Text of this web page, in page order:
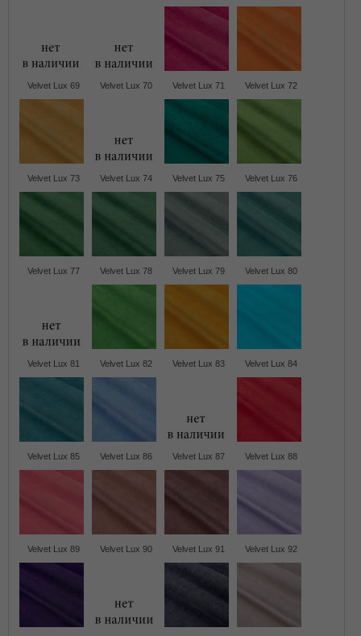
Velvet Lux 69 Velvet Lux 70 Velvet Lux 71 Velvet Lux 72
Velvet Lux 73 Velvet Lux 74 Velvet Lux 75 Velvet Lux 76
Velvet Lux 77 Velvet Lux 78 Velvet Lux 79 Velvet Lux 80
Velvet Lux 81 Velvet Lux 82 Velvet Lux 83 Velvet Lux 84
Velvet Lux 85 Velvet Lux 86 Velvet Lux 87 Velvet Lux 88
Velvet Lux 89 Velvet Lux 90 Velvet Lux 91 Velvet Lux 92